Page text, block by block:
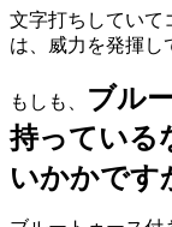
文字打ちしていて
は、威力を発揮し
もしも、
ブル
持っている
いかかです